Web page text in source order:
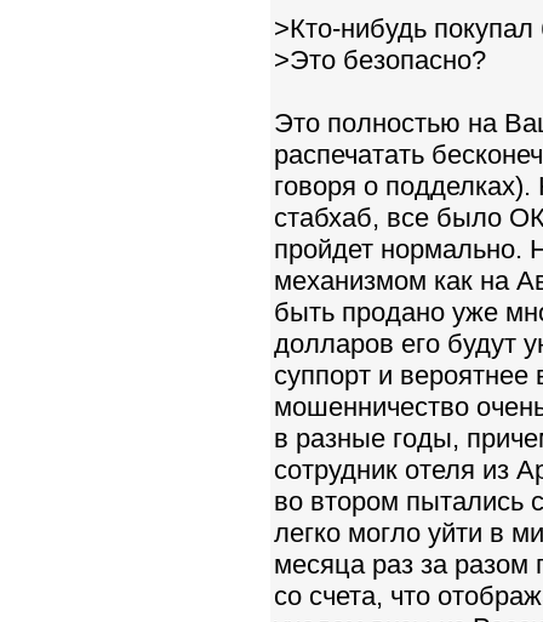
>Кто-нибудь
>Это безопасно?
Это полностью на
распечатать
говоря о
стабхаб, все было
пройдет нормально.
механизмом как на
быть продано уже
долларов его будут
суппорт и
мошенничество
в разные годы,
сотрудник отеля из
во втором пытались
легко могло уйти в
месяца раз за разом
со счета, что